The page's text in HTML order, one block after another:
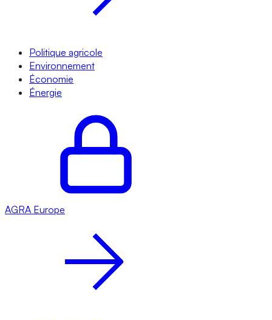
Politique agricole
Environnement
Économie
Énergie
AGRA Europe